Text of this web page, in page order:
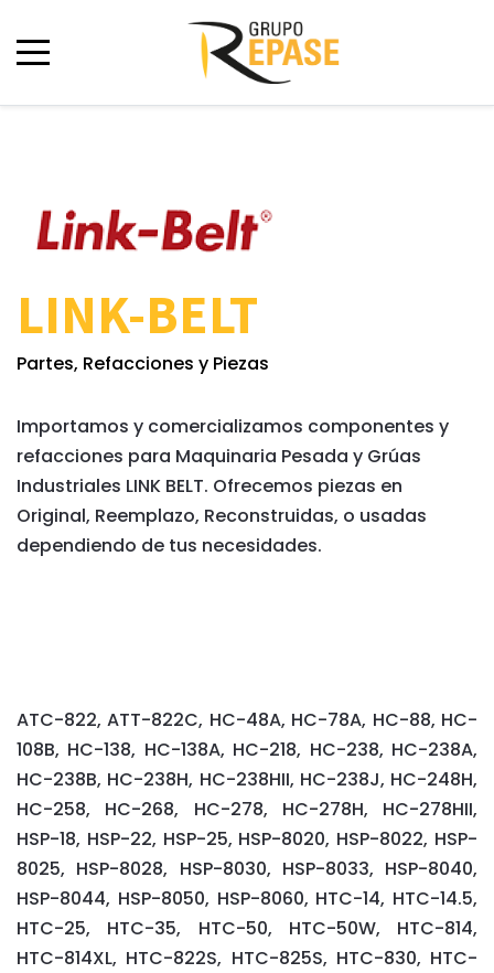
LINK-BELT
Partes, Refacciones y Piezas
Importamos y comercializamos componentes y
refacciones para Maquinaria Pesada y Grúas
Industriales LINK BELT. Ofrecemos piezas en
Original, Reemplazo, Reconstruidas, o usadas
dependiendo de tus necesidades.
ATC-822, ATT-822C, HC-48A, HC-78A, HC-88, HC-
108B, HC-138, HC-138A, HC-218, HC-238, HC-238A,
HC-238B, HC-238H, HC-238HII, HC-238J, HC-248H,
HC-258, HC-268, HC-278, HC-278H, HC-278HII,
HSP-18, HSP-22, HSP-25, HSP-8020, HSP-8022, HSP-
8025, HSP-8028, HSP-8030, HSP-8033, HSP-8040,
HSP-8044, HSP-8050, HSP-8060, HTC-14, HTC-14.5,
HTC-25, HTC-35, HTC-50, HTC-50W, HTC-814,
HTC-814XL, HTC-822S, HTC-825S, HTC-830, HTC-